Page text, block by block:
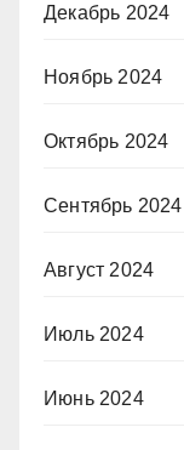
Декабрь 2024
Ноябрь 2024
Октябрь 2024
Сентябрь 2024
Август 2024
Июль 2024
Июнь 2024